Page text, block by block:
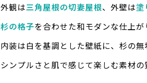
外観は三角屋根の切妻屋根、外壁は塗
杉の格子を合わせた和モダンな仕上が
内装は白を基調とした壁紙に、杉の
シンプルさと肌で感じて楽しむ素材の